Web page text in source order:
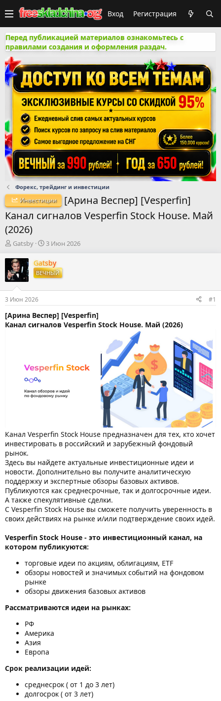
Вход Регистрация
Перед публикацией материалов ознакомьтесь с
правилами создания и оформления раздач.
Форекс, трейдинг и инвестиции
Инвестиции
[Арина Веспер] [Vesperfin]
Канал сигналов Vesperfin Stock House. Май
(2026)
А
т
о
р
т
е
м
ы
Gatsby
Д
т
а
н
а
л
а
3 Июн 2026
Gatsby
ВЕЧНЫЙ
3 Июн 2026 #1
[Арина Веспер] [Vesperfin]
Канал сигналов Vesperfin Stock House. Май (2026)
Канал Vesperfin Stock House предназначен для тех, кто хочет
инвестировать в российский и зарубежный фондовый
рынок.
Здесь вы найдете актуальные инвестиционные идеи и
новости. Дополнительно вы получите аналитическую
поддержку и экспертные обзоры базовых активов.
Публикуются как среднесрочные, так и долгосрочные идеи.
А также спекулятивные сделки.
С Vesperfin Stock House вы сможете получить уверенность в
своих действиях на рынке и/или подтверждение своих идей.
Vesperfin Stock House - это инвестиционный канал, на
котором публикуются:
торговые идеи по акциям, облигациям, ETF
обзоры новостей и значимых событий на фондовом
рынке
обзоры движения базовых активов
Рассматриваются идеи на рынках:
РФ
Америка
Азия
Европа
Срок реализации идей:
среднесрок ( от 1 до 3 лет)
долгосрок ( от 3 лет)